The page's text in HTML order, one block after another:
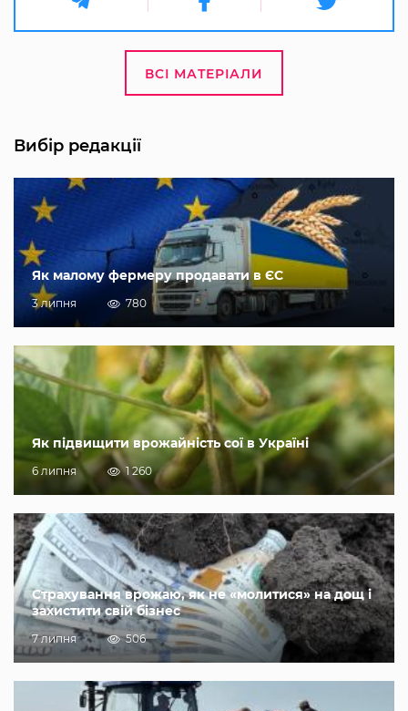
ВСІ МАТЕРІАЛИ
Вибір редакції
Як малому фермеру продавати в ЄС
3 липня 780
Як підвищити врожайність сої в Україні
6 липня 1 260
Страхування врожаю, як не «молитися» на дощ і
захистити свій бізнес
7 липня 506